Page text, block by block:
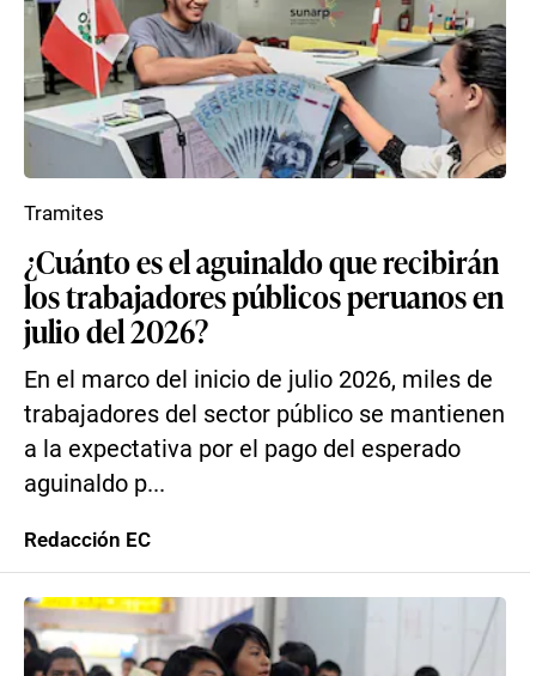
¿Cuánto es el aguinaldo que recibirán
los trabajadores públicos peruanos en
julio del 2026?
En el marco del inicio de julio 2026, miles de
trabajadores del sector público se mantienen
a la expectativa por el pago del esperado
aguinaldo p...
Tramites
Redacción EC